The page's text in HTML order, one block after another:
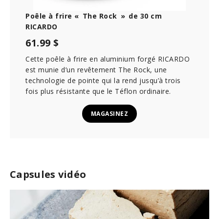
Capsules vidéo
Poêle à frire « The Rock » de 30 cm
RICARDO
61.99 $
Cette poêle à frire en aluminium forgé RICARDO
est munie d’un revêtement The Rock, une
technologie de pointe qui la rend jusqu’à trois
fois plus résistante que le Téflon ordinaire.
MAGASINEZ